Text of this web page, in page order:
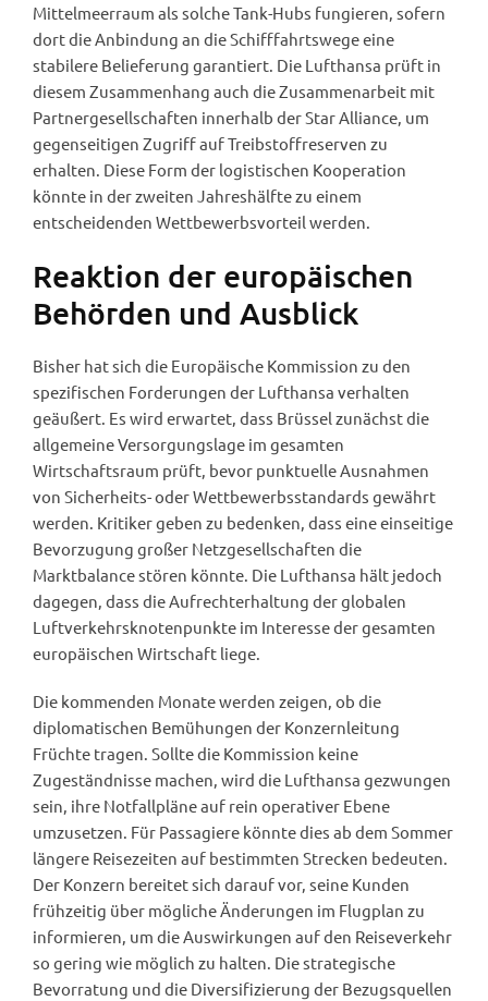
Mittelmeerraum als solche Tank-Hubs fungieren, sofern
dort die Anbindung an die Schifffahrtswege eine
stabilere Belieferung garantiert. Die Lufthansa prüft in
diesem Zusammenhang auch die Zusammenarbeit mit
Partnergesellschaften innerhalb der Star Alliance, um
gegenseitigen Zugriff auf Treibstoffreserven zu
erhalten. Diese Form der logistischen Kooperation
könnte in der zweiten Jahreshälfte zu einem
entscheidenden Wettbewerbsvorteil werden.
Reaktion der europäischen
Behörden und Ausblick
Bisher hat sich die Europäische Kommission zu den
spezifischen Forderungen der Lufthansa verhalten
geäußert. Es wird erwartet, dass Brüssel zunächst die
allgemeine Versorgungslage im gesamten
Wirtschaftsraum prüft, bevor punktuelle Ausnahmen
von Sicherheits- oder Wettbewerbsstandards gewährt
werden. Kritiker geben zu bedenken, dass eine einseitige
Bevorzugung großer Netzgesellschaften die
Marktbalance stören könnte. Die Lufthansa hält jedoch
dagegen, dass die Aufrechterhaltung der globalen
Luftverkehrsknotenpunkte im Interesse der gesamten
europäischen Wirtschaft liege.
Die kommenden Monate werden zeigen, ob die
diplomatischen Bemühungen der Konzernleitung
Früchte tragen. Sollte die Kommission keine
Zugeständnisse machen, wird die Lufthansa gezwungen
sein, ihre Notfallpläne auf rein operativer Ebene
umzusetzen. Für Passagiere könnte dies ab dem Sommer
längere Reisezeiten auf bestimmten Strecken bedeuten.
Der Konzern bereitet sich darauf vor, seine Kunden
frühzeitig über mögliche Änderungen im Flugplan zu
informieren, um die Auswirkungen auf den Reiseverkehr
so gering wie möglich zu halten. Die strategische
Bevorratung und die Diversifizierung der Bezugsquellen